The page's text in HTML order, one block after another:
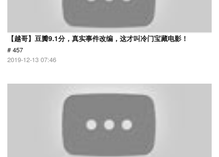
【越哥】豆瓣9.1分，真实事件改编，这才叫冷门宝藏电影！
# 457
2019-12-13 07:46